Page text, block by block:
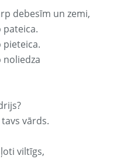
debesīm un zemi,
pateica.
pieteica.
noliedza
vārds.
viltīgs,